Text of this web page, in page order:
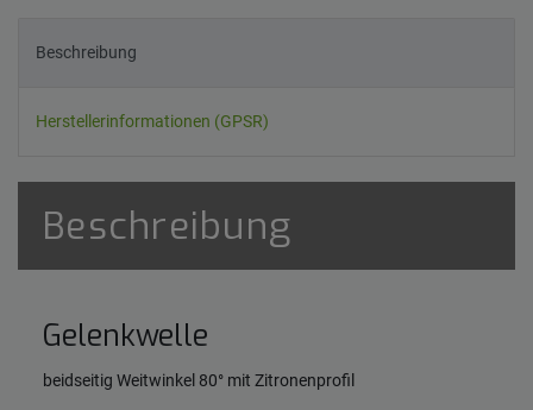
Beschreibung
Herstellerinformationen (GPSR)
Beschreibung
Gelenkwelle
beidseitig Weitwinkel 80° mit Zitronenprofil